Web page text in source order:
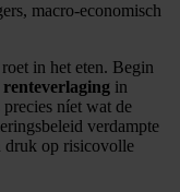
macro-economisch
in het eten. Begin
renteverlaging in
níet wat de
verdampte
druk op risicovolle